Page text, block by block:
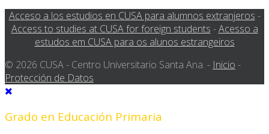
Acceso a los estudios en CUSA para alumnos extranjeros -
Access to studies at CUSA for foreign students -Acesso a
estudos em CUSA para os alunos estrangeiros
© 2026 CUSA - Centro Universitario Santa Ana. - Inicio -
Protección de Datos
Grado en Educación Primaria